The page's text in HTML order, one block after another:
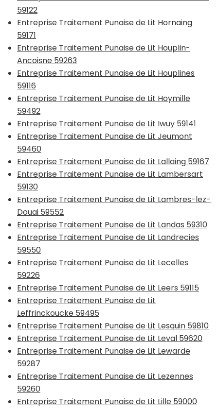
59122
Entreprise Traitement Punaise de Lit Hornaing
59171
Entreprise Traitement Punaise de Lit Houplin-
Ancoisne 59263
Entreprise Traitement Punaise de Lit Houplines
59116
Entreprise Traitement Punaise de Lit Hoymille
59492
Entreprise Traitement Punaise de Lit Iwuy 59141
Entreprise Traitement Punaise de Lit Jeumont
59460
Entreprise Traitement Punaise de Lit Lallaing 59167
Entreprise Traitement Punaise de Lit Lambersart
59130
Entreprise Traitement Punaise de Lit Lambres-lez-
Douai 59552
Entreprise Traitement Punaise de Lit Landas 59310
Entreprise Traitement Punaise de Lit Landrecies
59550
Entreprise Traitement Punaise de Lit Lecelles
59226
Entreprise Traitement Punaise de Lit Leers 59115
Entreprise Traitement Punaise de Lit
Leffrinckoucke 59495
Entreprise Traitement Punaise de Lit Lesquin 59810
Entreprise Traitement Punaise de Lit Leval 59620
Entreprise Traitement Punaise de Lit Lewarde
59287
Entreprise Traitement Punaise de Lit Lezennes
59260
Entreprise Traitement Punaise de Lit Lille 59000